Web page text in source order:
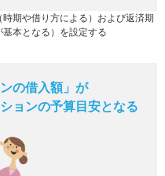
期や借り方による）および返済期
本となる）を設定する
の借入額」が
ョンの予算目安となる